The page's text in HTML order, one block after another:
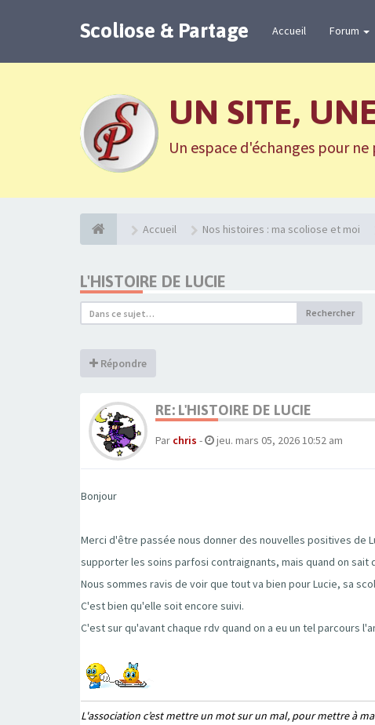
Scoliose & Partage Accueil Forum
UN SITE,
Un espace d'échanges pour
Accueil Nos histoires : ma scoliose et moi
L'HISTOIRE DE LUCIE
Rechercher
Répondre
RE: L'HISTOIRE DE LUCIE
Par chris - jeu. mars 05, 2026 10:52 am
Bonjour
Merci d'être passée nous donner des nouvelles positives de
supporter les soins parfosi contraignants, mais quand on sait
Nous sommes ravis de voir que tout va bien pour Lucie, sa
C'est bien qu'elle soit encore suivi.
C'est sur qu'avant chaque rdv quand on a eu un tel parcours
L'association c’est mettre un mot sur un mal, pour mettre à